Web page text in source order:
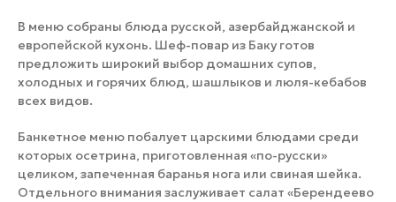
В меню собраны блюда русской, азербайджанской и
европейской кухонь. Шеф-повар из Баку готов
предложить широкий выбор домашних супов,
холодных и горячих блюд, шашлыков и люля-кебабов
всех видов.
Банкетное меню побалует царскими блюдами среди
которых осетрина, приготовленная «по-русски»
целиком, запеченная баранья нога или свиная шейка.
Отдельного внимания заслуживает салат «Берендеево